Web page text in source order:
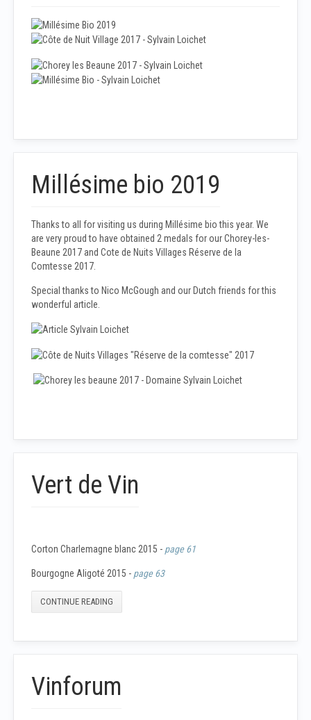
Millésime bio 2019
Thanks to all for visiting us during Millésime bio this year. We
are very proud to have obtained 2 medals for our Chorey-les-
Beaune 2017 and Cote de Nuits Villages Réserve de la
Comtesse 2017.
Special thanks to Nico McGough and our Dutch friends for this
wonderful article.
Vert de Vin
Corton Charlemagne blanc 2015 - page 61
Bourgogne Aligoté 2015 - page 63
CONTINUE READING
Vinforum